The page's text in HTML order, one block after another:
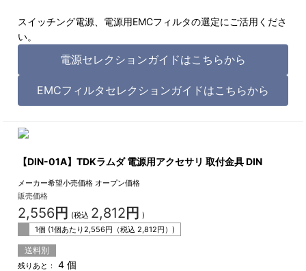
スイッチング電源、電源用EMCフィルタの選定にご活用くださ
い。
電源セレクションガイドはこちらから
EMCフィルタセレクションガイドはこちらから
【DIN-01A】TDKラムダ 電源用アクセサリ 取付金具 DIN
メーカー希望小売価格 オープン価格
販売価格
2,556円 (税込 2,812 円 )
1個 (1個あたり 2,556円（税込 2,812円）)
送料別
残りあと： 4 個